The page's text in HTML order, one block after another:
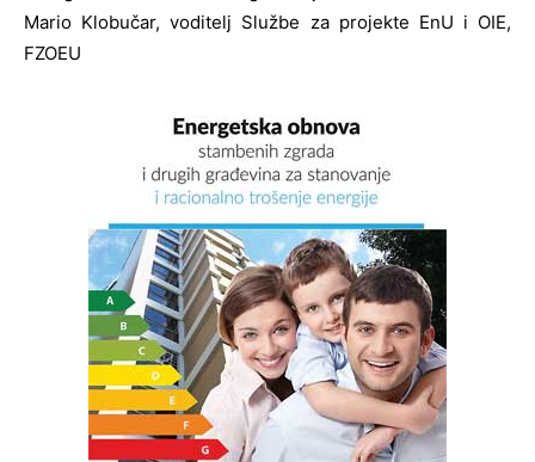
Mario Klobučar, voditelj Službe za projekte EnU i OIE,
FZOEU